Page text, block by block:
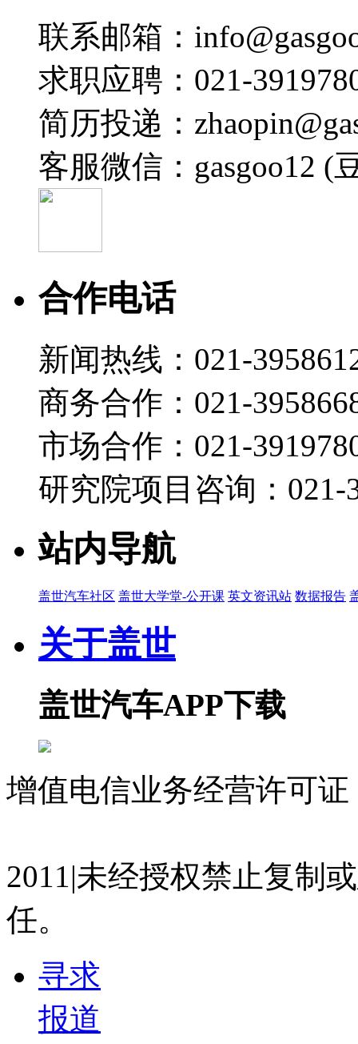
联系邮箱：
求职应聘：021-
简历投递：
客服微信：gasgoo12 (
合作电话
新闻热线：021-
商务合作：021-
市场合作：021-
研究院项目咨询：021-
站内导航
盖世汽车社区 盖世大学堂-公开课 英文资讯站 数据报告
关于盖世
盖世汽车APP下载
增值电信业务经营许可
2011|未经授权禁止复制
任。
寻求
报道